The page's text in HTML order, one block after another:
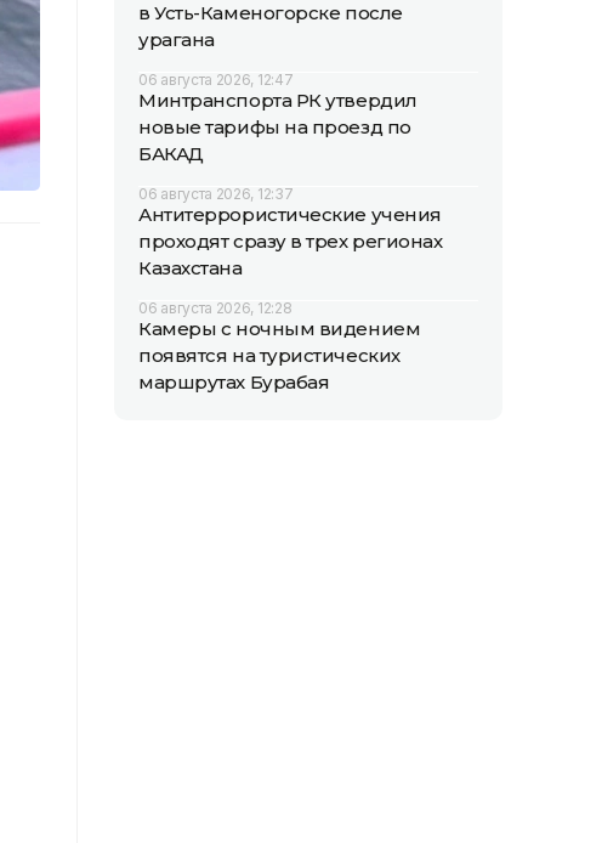
в Усть-Каменогорске после
урагана
06 августа 2026, 12:47
Минтранспорта РК утвердил
новые тарифы на проезд по
БАКАД
06 августа 2026, 12:37
Антитеррористические учения
проходят сразу в трех регионах
Казахстана
06 августа 2026, 12:28
Камеры с ночным видением
появятся на туристических
маршрутах Бурабая